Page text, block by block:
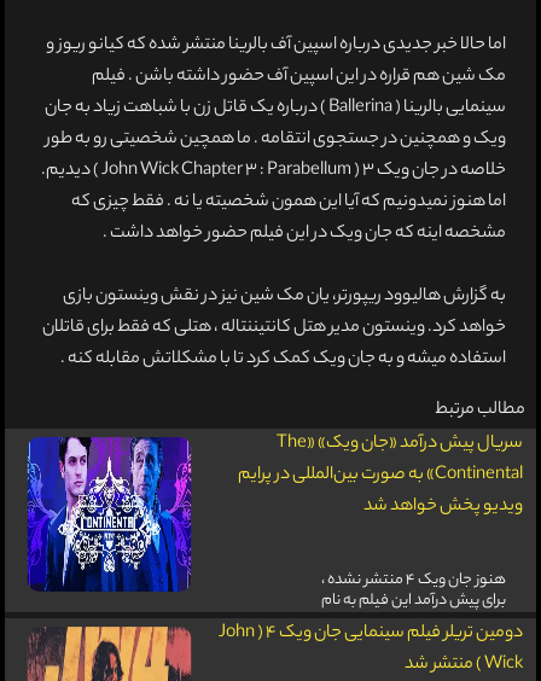
اما حالا خبر جدیدی درباره اسپین آف بالرینا منتشر شده که کیانو ریوز و
مک شین هم قراره در این اسپین آف حضور داشته باشن . فیلم
سینمایی بالرینا ( Ballerina ) درباره یک قاتل زن با شباهت زیاد به جان
ویک و همچنین در جستجوی انتقامه . ما همچین شخصیتی رو به طور
خلاصه در جان ویک 3 ( John Wick Chapter 3 : Parabellum ) دیدیم.
اما هنوز نمیدونیم که آیا این همون شخصیته یا نه . فقط چیزی که
مشخصه اینه که جان ویک در این فیلم حضور خواهد داشت .
به گزارش هالیوود ریپورتر، یان مک شین نیز در نقش وینستون بازی
خواهد کرد. وینستون مدیر هتل کانتیننتاله ، هتلی که فقط برای قاتلان
استفاده میشه و به جان ویک کمک کرد تا با مشکلاتش مقابله کنه .
مطالب مرتبط
سریال پیش درآمد «جان ویک» «The
Continental» به صورت بین‌المللی در پرایم
ویدیو پخش خواهد شد
هنوز جان ویک 4 منتشر نشده ،
برای پیش درآمد این فیلم به نام
The Continental ( کانتیننتال )
برنامه ریزی شده و قراره در پرایم
ویدیو منتشر بشه .
دومین تریلر فیلم سینمایی جان ویک 4 ( John
Wick ) منتشر شد